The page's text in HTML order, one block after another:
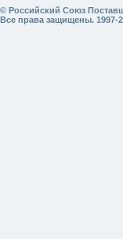
© Российский Союз
Все права защищены. 1997-